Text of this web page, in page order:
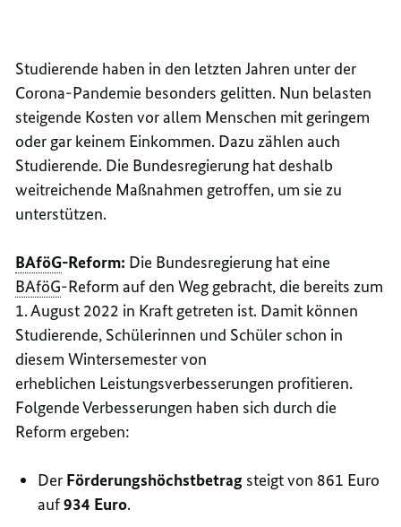
Studierende haben in den letzten Jahren unter der
Corona-Pandemie besonders gelitten. Nun belasten
steigende Kosten vor allem Menschen mit geringem
oder gar keinem Einkommen. Dazu zählen auch
Studierende. Die Bundesregierung hat deshalb
weitreichende Maßnahmen getroffen, um sie zu
unterstützen.
BAföG-Reform: Die Bundesregierung hat eine
BAföG-Reform auf den Weg gebracht, die bereits zum
1. August 2022 in Kraft getreten ist. Damit können
Studierende, Schülerinnen und Schüler schon in
diesem Wintersemester von
erheblichen Leistungsverbesserungen profitieren.
Folgende Verbesserungen haben sich durch die
Reform ergeben:
Der Förderungshöchstbetrag steigt von 861 Euro
auf934 Euro.